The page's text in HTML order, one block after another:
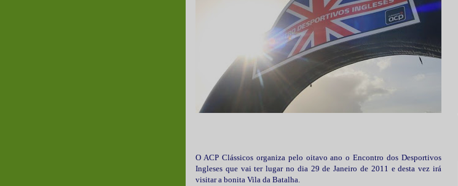
O ACP Clássicos organiza pelo oitavo ano o Encontro dos Desportivos
Ingleses que vai ter lugar no dia 29 de Janeiro de 2011 e desta vez irá
visitar a bonita Vila da Batalha.